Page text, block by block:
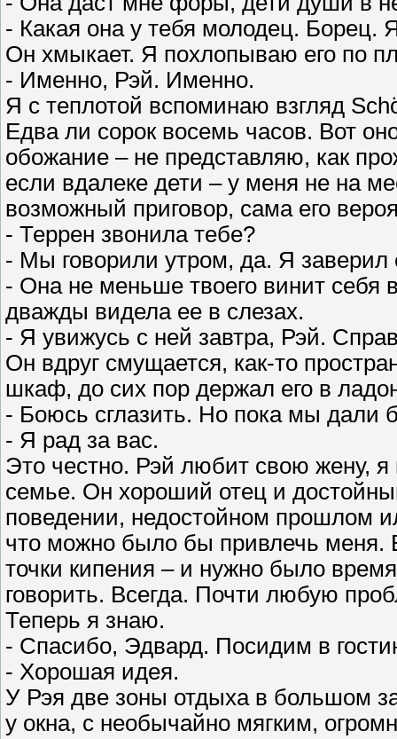
- Какая она у тебя молодец.
Он хмыкает. Я похлопываю его по
- Именно, Рэй. Именно.
Я с теплотой вспоминаю взгляд
Едва ли сорок восемь часов. Вот
обожание – не представляю, как
если вдалеке дети – у меня не на
возможный приговор, сама его
- Террен звонила тебе?
- Мы говорили утром, да. Я заверил
- Она не меньше твоего винит
дважды видела ее в слезах.
- Я увижусь с ней завтра, Рэй.
Он вдруг смущается, как-то
шкаф, до сих пор держал его в
- Боюсь сглазить. Но пока мы дали
- Я рад за вас.
Это честно. Рэй любит свою жену, я
семье. Он хороший отец и
поведении, недостойном прошлом
что можно было бы привлечь меня.
точки кипения – и нужно было
говорить. Всегда. Почти любую
Теперь я знаю.
- Спасибо, Эдвард. Посидим в
- Хорошая идея.
У Рэя две зоны отдыха в большом
у окна, с необычайно мягким,